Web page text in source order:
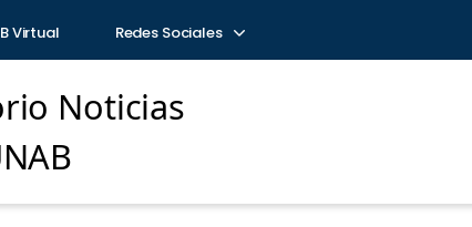
Virtual Redes Sociales
Noticias